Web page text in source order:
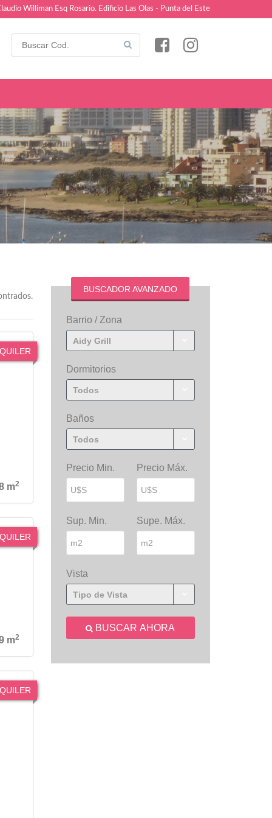
Williman Esq Rosario. Edificio Las Olas - Punta del Este
m2
m2
BUSCADOR AVANZADO
Barrio / Zona
Aidy Grill
Dormitorios
Todos
Baños
Todos
Precio Min. Precio Máx.
Sup. Min. Supe. Máx.
Vista
Tipo de Vista
BUSCAR AHORA